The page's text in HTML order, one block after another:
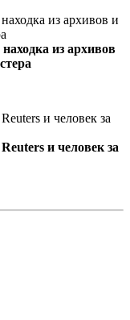
из архивов
и человек за